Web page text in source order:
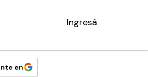
Ingresá
en